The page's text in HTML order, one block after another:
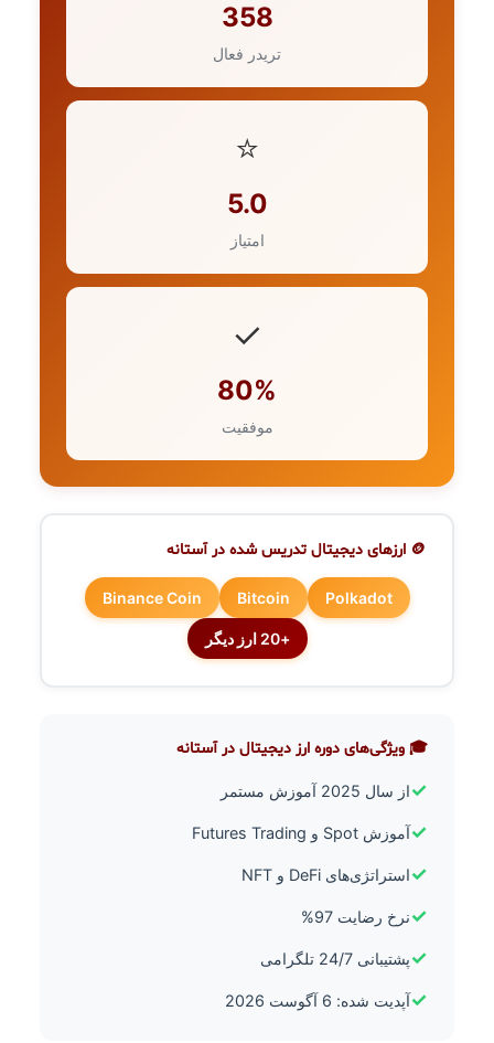
358
تریدر فعال
⭐
5.0
امتیاز
✓
80%
موفقیت
🪙 ارزهای دیجیتال تدریس شده در آستانه
Polkadot
Bitcoin
Binance Coin
+20 ارز دیگر
🎓 ویژگی‌های دوره ارز دیجیتال در آستانه
✓از سال 2025 آموزش مستمر
✓آموزش Spot و Futures Trading
✓استراتژی‌های DeFi و NFT
✓نرخ رضایت 97%
✓پشتیبانی 24/7 تلگرامی
✓آپدیت شده: 6 آگوست 2026